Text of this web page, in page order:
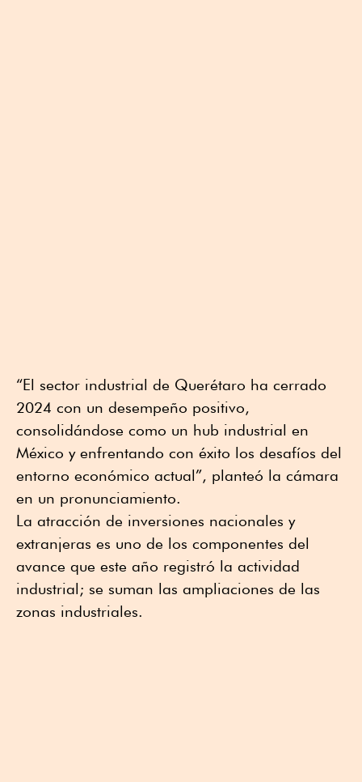
“El sector industrial de Querétaro ha cerrado
2024 con un desempeño positivo,
consolidándose como un hub industrial en
México y enfrentando con éxito los desafíos del
entorno económico actual”, planteó la cámara
en un pronunciamiento.
La atracción de inversiones nacionales y
extranjeras es uno de los componentes del
avance que este año registró la actividad
industrial; se suman las ampliaciones de las
zonas industriales.